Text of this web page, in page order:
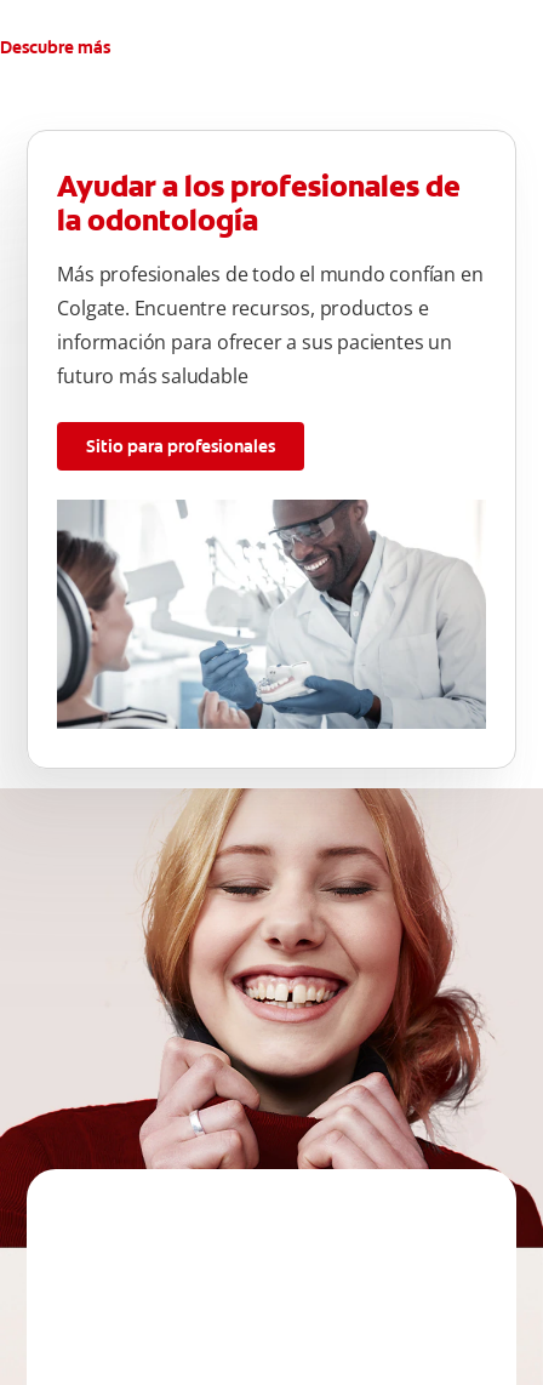
Descubre más
Ayudar a los profesionales de
la odontología
Más profesionales de todo el mundo confían en
Colgate. Encuentre recursos, productos e
información para ofrecer a sus pacientes un
futuro más saludable
Sitio para profesionales